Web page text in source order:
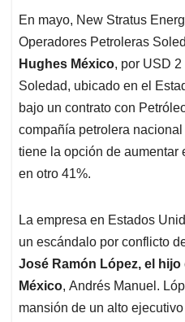
En mayo, New Stratus
Operadores Petroleras
Hughes México, por USD
Soledad, ubicado en el
bajo un contrato con
compañía petrolera
tiene la opción de aumentar
en otro 41%.
La empresa en Estados
un escándalo por conflicto
José Ramón López, el
México, Andrés Manuel.
mansión de un alto